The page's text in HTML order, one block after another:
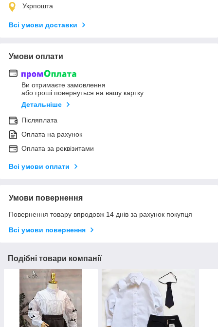
Укрпошта
Всі умови доставки
Умови оплати
Ви отримаєте замовлення
або гроші повернуться на вашу картку
Детальніше
Післяплата
Оплата на рахунок
Оплата за реквізитами
Всі умови оплати
Умови повернення
Повернення товару впродовж 14 днів за рахунок покупця
Всі умови повернення
Подібні товари компанії